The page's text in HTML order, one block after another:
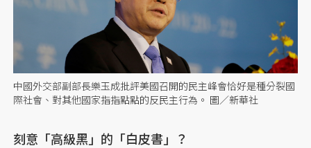
中國外交部副部長樂玉成批評美國召開的民主峰會恰好是種分裂國
際社會、對其他國家指指點點的反民主行為。 圖／新華社
刻意「高級黑」的「白皮書」？